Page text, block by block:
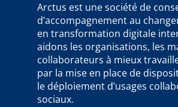
Arctus est une société de
d’accompagnement au
en transformation digitale
aidons les organisations, les
collaborateurs à mieux
par la mise en place de
le déploiement d’usages
sociaux.